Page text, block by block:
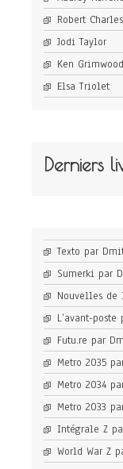
Robert
Jodi Taylor
Ken Grimwood
Elsa Triolet
Derniers
Texto par
Sumerki par
Nouvelles de
L’avant-
Futu.re par
Metro 2035
Metro 2034
Metro 2033
Intégrale Z
World War Z